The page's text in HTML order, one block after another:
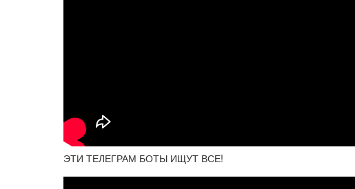
ЭТИ ТЕЛЕГРАМ БОТЫ ИЩУТ ВСЕ!